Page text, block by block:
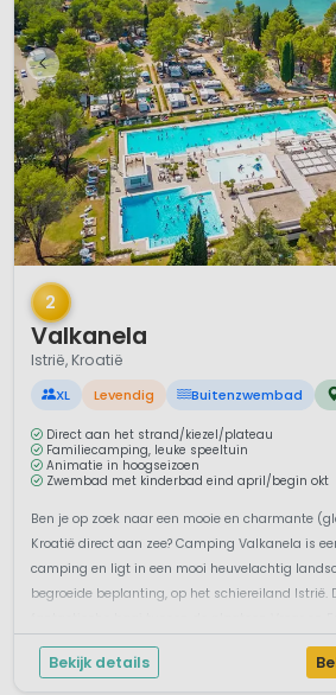
1 / 12
2
Valkanela
Istrië, Kroatië
XL Levendig Buitenzwembad
Direct aan het strand/kiezel/plateau
Familiecamping, leuke speeltuin
Animatie in hoogseizoen
Zwembad met kinderbad eind april/begin okt
Ben je op zoek naar een mooie en charmante
Kroatië direct aan zee? Camping Valkanela is
camping en ligt in een mooi heuvelachtig
begroeide beplanting, op het schiereiland Istrië.
Bekijk details